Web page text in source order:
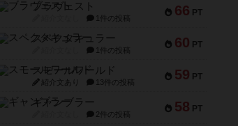
66 PT
ブラヴェスト
1件の投稿
60 PT
スペクタキュラー
1件の投稿
59 PT
スモールワールド
紹介文あり 13件の投稿
58 PT
ギャンブラー
2件の投稿